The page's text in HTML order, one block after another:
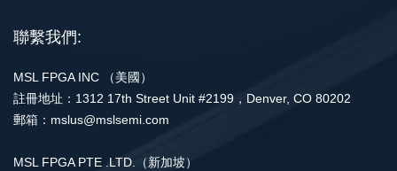
聯繫我們:
MSL FPGA INC （美國）
註冊地址：1312 17th Street Unit #2199，Denver, CO 80202
郵箱：mslus@mslsemi.com
MSL FPGA PTE .LTD.（新加坡）